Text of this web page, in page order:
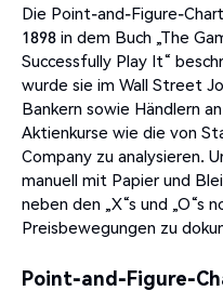
Die Point-and-Figure-
1898 in dem Buch „The
Successfully Play It“
wurde sie im Wall Street
Bankern sowie Händlern
Aktienkurse wie die von
Company zu analysieren.
manuell mit Papier und
neben den „X“s und „O“s
Preisbewegungen zu
Point-and-Figure-